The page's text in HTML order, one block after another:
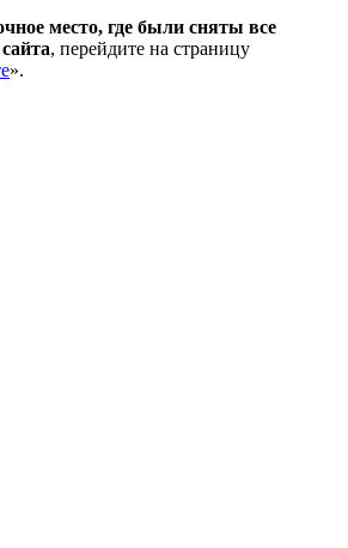
место, где были сняты все
, перейдите на страницу
».